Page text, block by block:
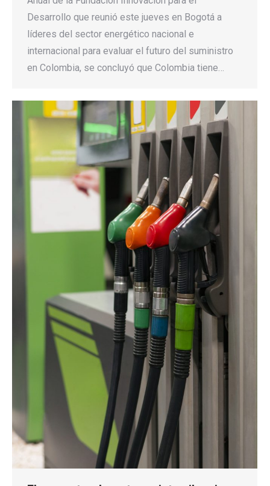
Desarrollo que reunió este jueves en Bogotá a
líderes del sector energético nacional e
internacional para evaluar el futuro del suministro
en Colombia, se concluyó que Colombia tiene…